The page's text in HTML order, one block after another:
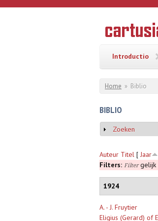
Overslaan en naar de inhoud gaan
Geschiedenis
van de
Introductio
U bent
Home » Biblio
BIBLIO
Weergeven
Zoeken
Auteur Titel [ Jaar
Filters: Filtergelijk
1924
A. - J. Fruytier
Eligius (Gerard) of